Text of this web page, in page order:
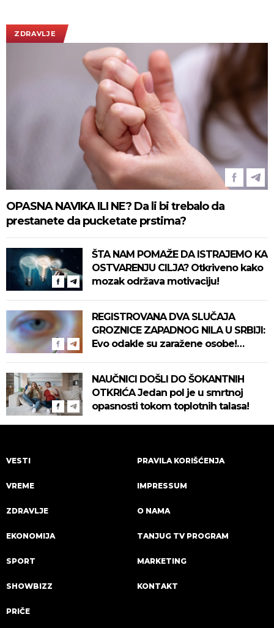
ZDRAVLJE
OPASNA NAVIKA ILI NE? Da li bi trebalo da
prestanete da pucketate prstima?
ŠTA NAM POMAŽE DA ISTRAJEMO KA
OSTVARENJU CILJA? Otkriveno kako
mozak održava motivaciju!
REGISTROVANA DVA SLUČAJA
GROZNICE ZAPADNOG NILA U SRBIJI:
Evo odakle su zaražene osobe!
NAUČNICI DOŠLI DO ŠOKANTNIH
OTKRIĆA Jedan pol je u smrtnoj
opasnosti tokom toplotnih talasa!
VESTI
VREME
ZDRAVLJE
EKONOMIJA
SPORT
SHOWBIZZ
PRIČE
PRAVILA KORIŠĆENJA
IMPRESSUM
O NAMA
TANJUG TV PROGRAM
MARKETING
KONTAKT